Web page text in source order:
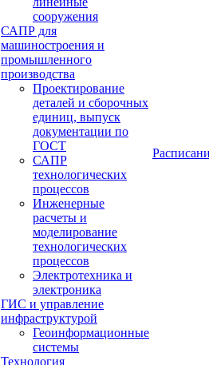
сооружения
САПР для
машиностроения и
промышленного
производства
Проектирование
деталей и сборочных
единиц, выпуск
документации по
ГОСТ
САПР
технологических
процессов
Инженерные
расчеты и
моделирование
технологических
процессов
Электротехника и
электроника
ГИС и управление
инфраструктурой
Геоинформационные
системы
Технология